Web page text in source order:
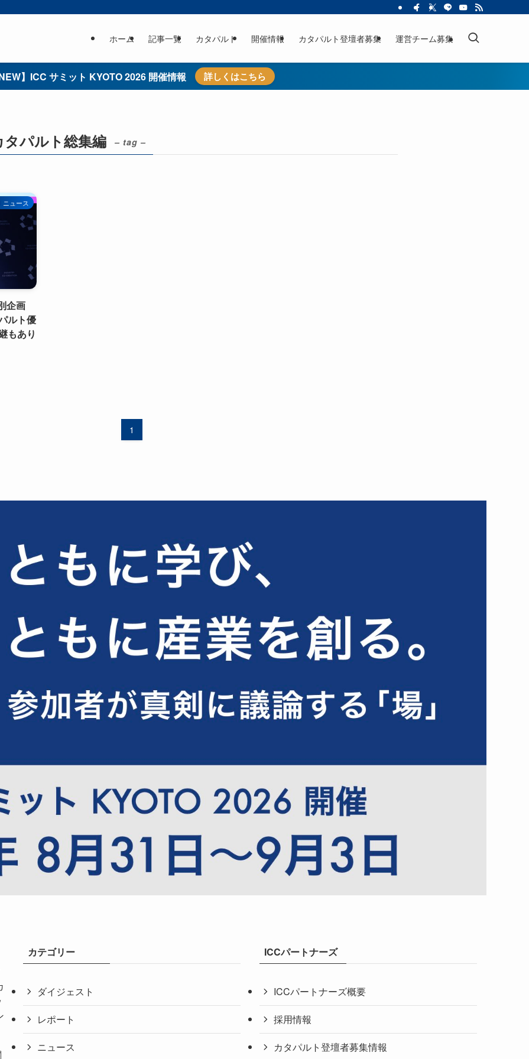
ホーム 記事一覧 カタパルト 開催情報 カタパルト登壇者募集 運営チーム募集
NEW】ICC サミット KYOTO 2026 開催情報 詳しくはこちら
パルト総集編 – tag –
ニュース
企画
ルト優
もあり
1
カテゴリー
ダイジェスト
レポート
ニュース
ICCパートナーズ
ICCパートナーズ概要
採用情報
カタパルト登壇者募集情報